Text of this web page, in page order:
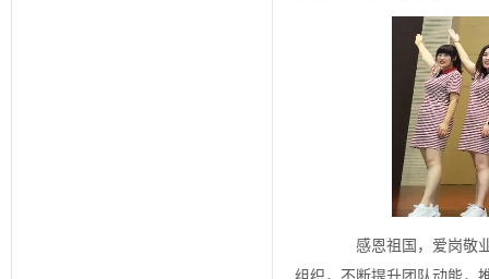
感恩祖国，爱岗敬业